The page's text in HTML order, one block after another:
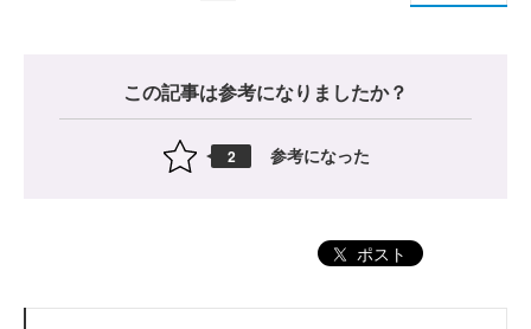
この記事は参考になりましたか？
2 参考になった
ポスト